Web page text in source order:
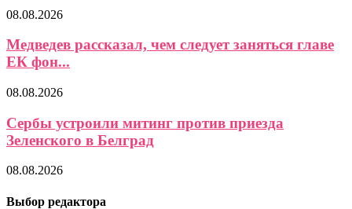
08.08.2026
Медведев рассказал, чем следует заняться главе
ЕК фон...
08.08.2026
Сербы устроили митинг против приезда
Зеленского в Белград
08.08.2026
Выбор редактора